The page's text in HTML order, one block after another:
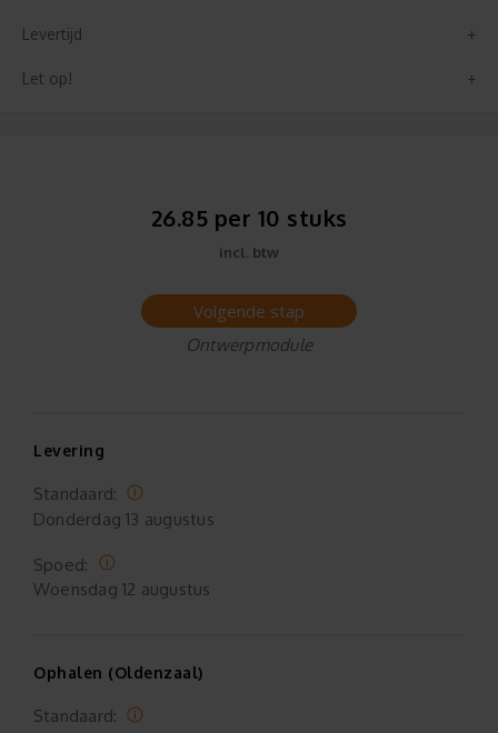
Levertijd
Let op!
26.85 per 10 stuks
incl. btw
Volgende stap
Ontwerpmodule
Levering
Standaard:
Donderdag 13 augustus
Spoed:
Woensdag 12 augustus
Ophalen (Oldenzaal)
Standaard: